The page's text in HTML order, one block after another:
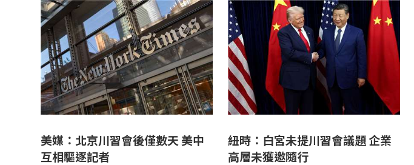
美媒：北京川習會後僅數天 美中
互相驅逐記者
紐時：白宮未提川習會議題 企業
高層未獲邀隨行